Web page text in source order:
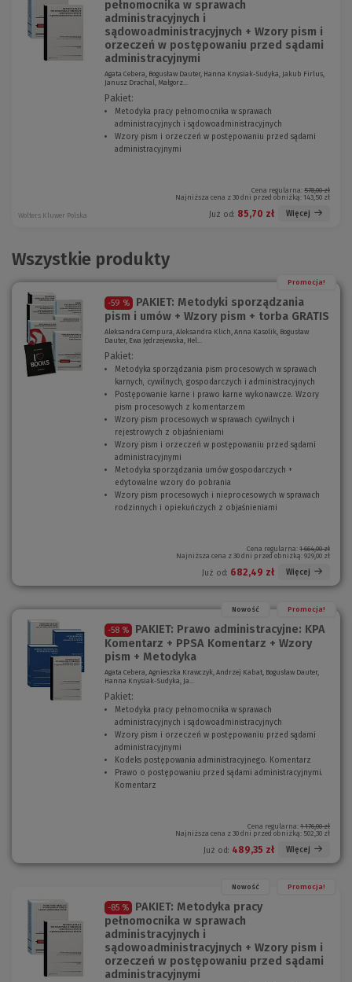
pełnomocnika w sprawach
administracyjnych i
sądowoadministracyjnych + Wzory pism i
orzeczeń w postępowaniu przed sądami
administracyjnymi
Agata Cebera, Bogusław Dauter, Hanna Knysiak-Sudyka, Jakub Firlus,
Janusz Drachal, Małgorz...
Pakiet:
Metodyka pracy pełnomocnika w sprawach
administracyjnych i sądowoadministracyjnych
N
o
k
n
Wzory pism i orzeczeń w postępowaniu przed sądami
administracyjnymi
e
Cena regularna: 578,00 zł
Najniższa cena z 30 dni przed obniżką: 143,50 zł
Już od: 85,70 zł Więcej
Wolters Kluwer Polska
Wszystkie produkty
Promocja!
-59 %
PAKIET: Metodyki sporządzania
pism i umów + Wzory pism + torba GRATIS
Aleksandra Cempura, Aleksandra Klich, Anna Kasolik, Bogusław
Dauter, Ewa Jędrzejewska, Hel...
Pakiet:
Metodyka sporządzania pism procesowych w sprawach
karnych, cywilnych, gospodarczych i administracyjnych
N
)
Postępowanie karne i prawo karne wykonawcze. Wzory
pism procesowych z komentarzem
N
w
o
n
o
Wzory pism procesowych w sprawach cywilnych i
rejestrowych z objaśnieniami
N
w
e
o
k
Wzory pism i orzeczeń w postępowaniu przed sądami
administracyjnymi
N
o
w
e
o
Metodyka sporządzania umów gospodarczych +
edytowalne wzory do pobrania
N
o
k
n
Wzory pism procesowych i nieprocesowych w sprawach
rodzinnych i opiekuńczych z objaśnieniami
w
e
Cena regularna: 1 664,00 zł
Najniższa cena z 30 dni przed obniżką: 929,00 zł
Już od: 682,49 zł Więcej
Nowość Promocja!
-58 %
PAKIET: Prawo administracyjne: KPA
Komentarz + PPSA Komentarz + Wzory
pism + Metodyka
Agata Cebera, Agnieszka Krawczyk, Andrzej Kabat, Bogusław Dauter,
Hanna Knysiak-Sudyka, Ja...
Pakiet:
Metodyka pracy pełnomocnika w sprawach
administracyjnych i sądowoadministracyjnych
N
w
e
o
)
Wzory pism i orzeczeń w postępowaniu przed sądami
administracyjnymi
N
o
n
Kodeks postępowania administracyjnego. Komentarz
N
o
k
n
Prawo o postępowaniu przed sądami administracyjnymi.
Komentarz
Cena regularna: 1 176,00 zł
Najniższa cena z 30 dni przed obniżką: 502,30 zł
Już od: 489,35 zł Więcej
Nowość Promocja!
-85 %
PAKIET: Metodyka pracy
pełnomocnika w sprawach
administracyjnych i
sądowoadministracyjnych + Wzory pism i
orzeczeń w postępowaniu przed sądami
administracyjnymi